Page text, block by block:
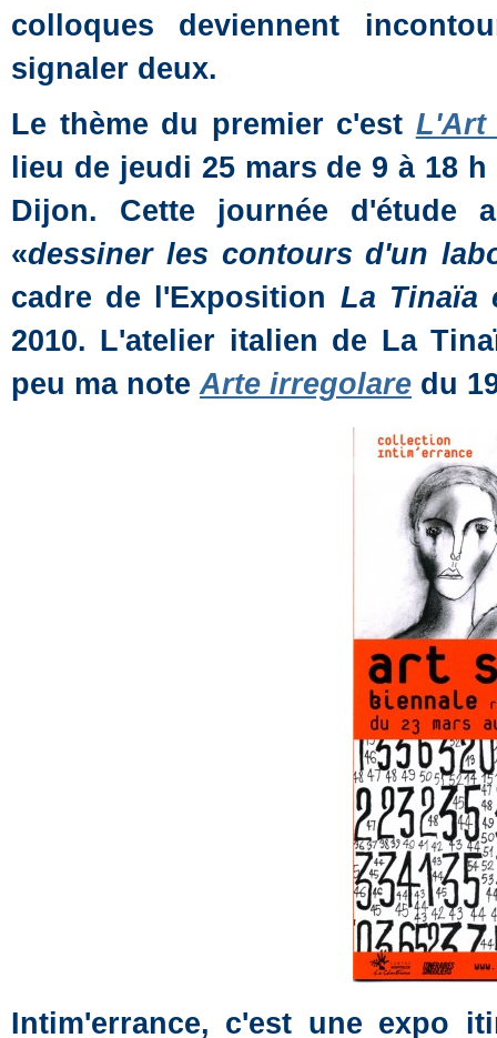
colloques deviennent
signaler deux.
Le thème du premier c'est L'Art
lieu de jeudi 25 mars de 9 à 18
Dijon. Cette journée d'étude
«dessiner les contours d'un
cadre de l'Exposition La Tinaïa
2010. L'atelier italien de La
peu ma noteArte irregolare du
Intim'errance, c'est une expo